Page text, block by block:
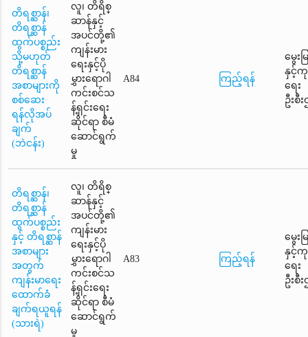
တိရစ္ဆာန်၊
တိရစ္ဆာန်
ထွက်ပစ္စည်း
သို့မဟုတ်
တိရစ္ဆာန်
အစာများကို
စစ်ဆေး
ရန်လိုအပ်
ချက်
(ဘဲငန်း)
လူ၊ တိရိစ္
ဆာန်နှင့်
အပင်တို့၏
ကျန်းမား
ရေးနှင့်ပို
မွှားရောဂါ
ကင်းစင်သ
န့်ရှင်းရေး
ဆိုင်ရာ စီမံ
ဆောင်ရွက်
မှု
A84 ကြည့်ရန်
မွေး
နှင့်
ရေး
ဦးစီး
တိရစ္ဆာန်၊
တိရစ္ဆာန်
ထွက်ပစ္စည်း
နှင့် တိရစ္ဆာန်
အစာများ
အတွက်
ကျန်းမာရေး
ထောက်ခံ
ချက်ရယူရန်
(သားရဲ)
လူ၊ တိရိစ္
ဆာန်နှင့်
အပင်တို့၏
ကျန်းမား
ရေးနှင့်ပို
မွှားရောဂါ
ကင်းစင်သ
န့်ရှင်းရေး
ဆိုင်ရာ စီမံ
ဆောင်ရွက်
မှု
A83 ကြည့်ရန်
မွေး
နှင့်
ရေး
ဦးစီး